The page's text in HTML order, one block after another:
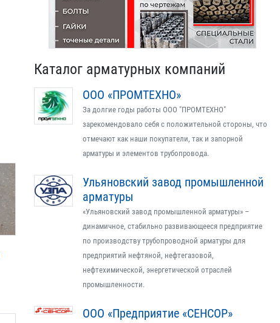
Каталог арматурных компаний
ООО «ПРОМТЕХНО»
За долгие годы работы ООО "ПРОМТЕХНО"
зарекомендовало себя с положительной стороны, что
отмечают как наши покупатели, так и запорной
арматуры и элементов трубопровода.
Ульяновский завод промышленной
арматуры
«Ульяновский завод промышленной арматуры» –
динамичное, стабильно развивающееся предприятие
по производству трубопроводной арматуры для
предприятий нефтяной, нефтегазовой,
нефтехимической, энергетической отраслей
промышленности.
ООО «Предприятие «СЕНСОР»